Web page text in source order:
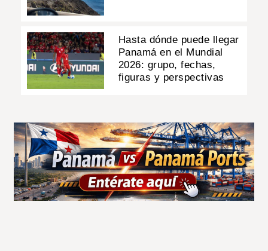
Hasta dónde puede llegar
Panamá en el Mundial
2026: grupo, fechas,
figuras y perspectivas